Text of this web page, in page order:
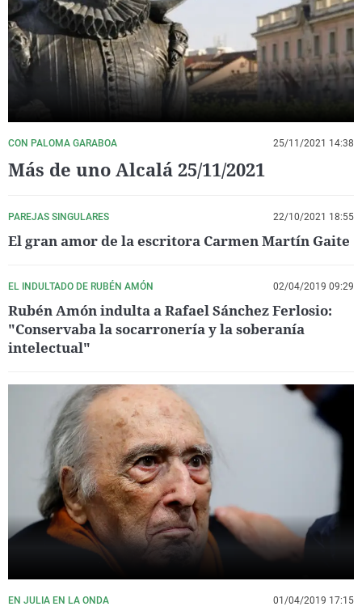
La rosa de los vientos
Gente viajera
Como el perro y el
Caso
Retornados
Equipo de
Operación Viuda
Extremadura
Galicia
La Rioja
País Vasco
Virales
Televisión
Elecciones
CON PALOMA GARABOA 25/11/2021 14:38
Más de uno Alcalá 25/11/2021
PAREJAS SINGULARES 22/10/2021 18:55
El gran amor de la escritora Carmen Martín Gaite
EL INDULTADO DE RUBÉN AMÓN 02/04/2019 09:29
Rubén Amón indulta a Rafael Sánchez Ferlosio:
"Conservaba la socarronería y la soberanía
intelectual"
EN JULIA EN LA ONDA 01/04/2019 17:15